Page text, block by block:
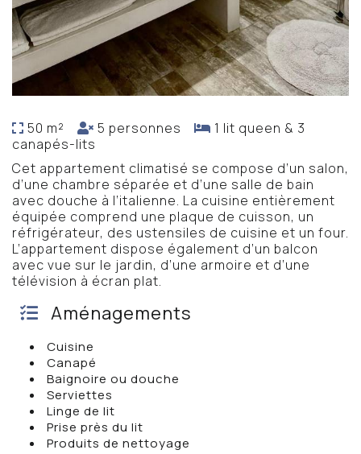
50 m² 5 personnes
1 lit queen & 3
canapés-lits
Cet appartement climatisé se compose d’un salon,
d’une chambre séparée et d’une salle de bain
avec douche à l’italienne. La cuisine entièrement
équipée comprend une plaque de cuisson, un
réfrigérateur, des ustensiles de cuisine et un four.
L’appartement dispose également d’un balcon
avec vue sur le jardin, d’une armoire et d’une
télévision à écran plat.
Aménagements
Cuisine
Canapé
Baignoire ou douche
Serviettes
Linge de lit
Prise près du lit
Produits de nettoyage